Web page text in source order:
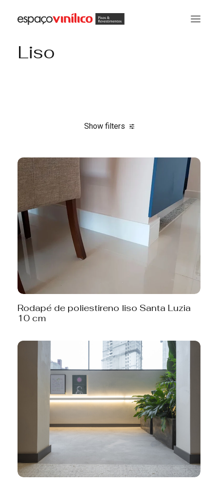
Liso
Show filters
Rodapé de poliestireno liso Santa Luzia
10 cm